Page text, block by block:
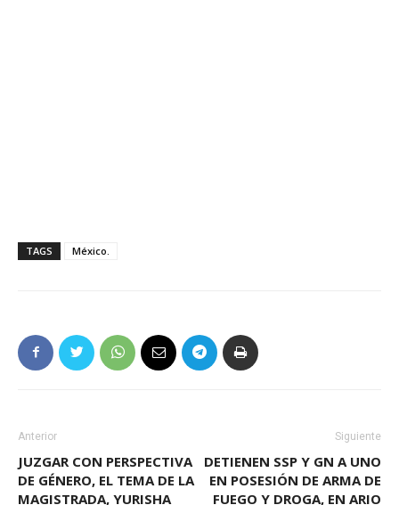
TAGS México.
Anterior
JUZGAR CON PERSPECTIVA
DE GÉNERO, EL TEMA DE LA
MAGISTRADA, YURISHA
Siguiente
DETIENEN SSP Y GN A UNO
EN POSESIÓN DE ARMA DE
FUEGO Y DROGA, EN ARIO